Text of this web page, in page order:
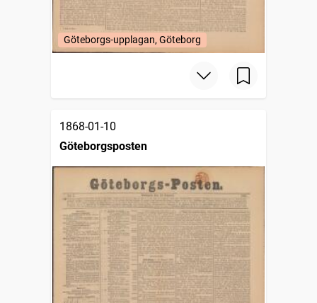
Göteborgs-upplagan, Göteborg
1868-01-10
Göteborgsposten